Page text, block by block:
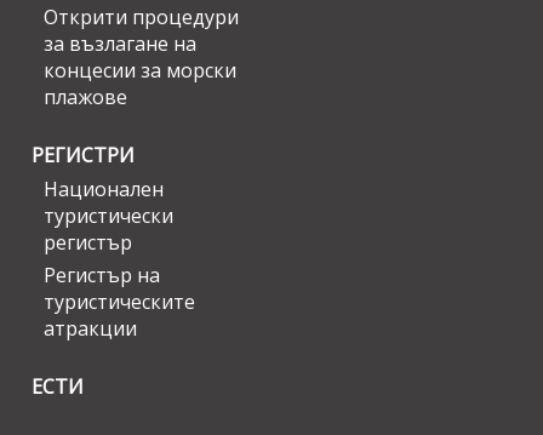
Открити процедури
за възлагане на
концесии за морски
плажове
РЕГИСТРИ
Национален
туристически
регистър
Регистър на
туристическите
атракции
ЕСТИ